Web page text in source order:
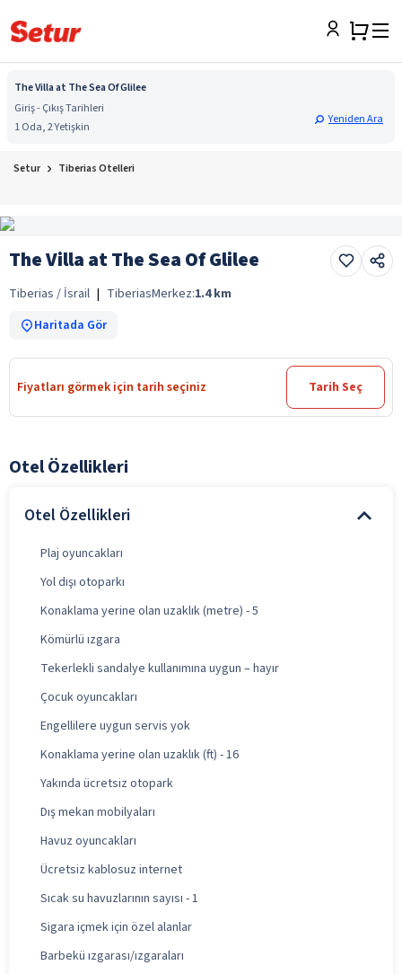
The Villa at The Sea Of Glilee
Giriş - Çıkış Tarihleri
1 Oda, 2 Yetişkin
Yeniden Ara
Setur Tiberias Otelleri
The Villa at The Sea Of Glilee
Tiberias / İsrail | TiberiasMerkez:1.4 km
Haritada Gör
Fiyatları görmek için tarih seçiniz Tarih Seç
Otel Özellikleri
Otel Özellikleri
Plaj oyuncakları
Yol dışı otoparkı
Konaklama yerine olan uzaklık (metre) - 5
Kömürlü ızgara
Tekerlekli sandalye kullanımına uygun – hayır
Çocuk oyuncakları
Engellilere uygun servis yok
Konaklama yerine olan uzaklık (ft) - 16
Yakında ücretsiz otopark
Dış mekan mobilyaları
Havuz oyuncakları
Ücretsiz kablosuz internet
Sıcak su havuzlarının sayısı - 1
Sigara içmek için özel alanlar
Barbekü ızgarası/ızgaraları